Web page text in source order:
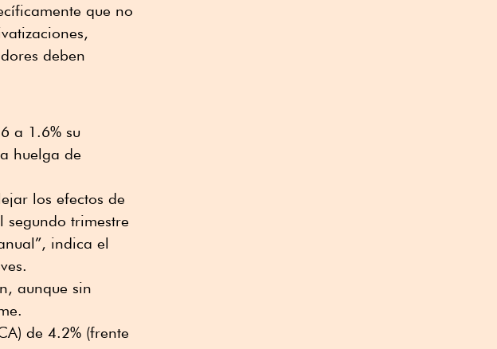
que no
deben
a 1.6% su
huelga de
los efectos de
trimestre
indica el
aunque sin
de 4.2% (frente